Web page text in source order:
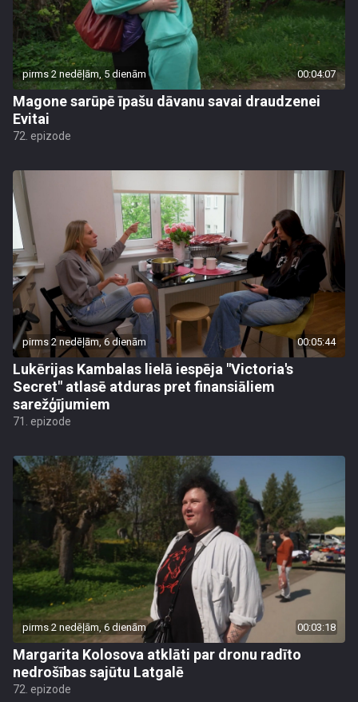
pirms 2 nedēļām, 5 dienām 00:04:07
Magone sarūpē īpašu dāvanu savai draudzenei
Evitai
72. epizode
pirms 2 nedēļām, 6 dienām 00:05:44
Lukērijas Kambalas lielā iespēja "Victoria's
Secret" atlasē atduras pret finansiāliem
sarežģījumiem
71. epizode
pirms 2 nedēļām, 6 dienām 00:03:18
Margarita Kolosova atklāti par dronu radīto
nedrošības sajūtu Latgalē
72. epizode